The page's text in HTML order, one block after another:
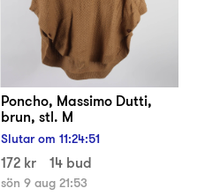
Poncho, Massimo Dutti,
brun, stl. M
Slutar om 11:24:51
172 kr 14 bud
sön 9 aug 21:53